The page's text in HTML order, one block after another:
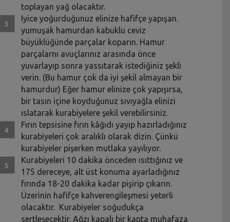
toplayan yağ olacaktır.
Iyice yoğurduğunuz elinize hafifçe yapışan.
yumuşak hamurdan kabuklu ceviz
büyüklüğünde parçalar koparın. Hamur
parçalarnı avuçlarınız arasında önce
yuvarlayıp sonra yassıtarak istediğiniz şekli
verin. (Bu hamur çok da iyi şekil almayan bir
hamurdur) Eğer hamur elinize çok yapışırsa,
bir tasın içine koyduğunuz sıvıyağla elinizi
ıslatarak kurabiyelere şekil verebilirsiniz.
Fırın tepsisine fırın kâğıdı yayıp hazırladığınız
kurabiyeleri çok aralıklı olarak dizin. Çünkü
kurabiyeler pişerken mutlaka yayılıyor.
Kurabiyeleri 10 dakika önceden ısıttığınız ve
175 dereceye, alt üst konuma ayarladığınız
fırında 18-20 dakika kadar pişirip çıkarın.
Üzerinin hafifçe kahverengileşmesi yeterli
olacaktır. Kurabiyeler soğudukça
sertleşecektir. Ağzı kapalı bir kapta muhafaza